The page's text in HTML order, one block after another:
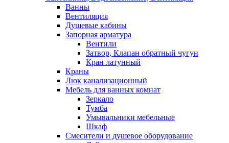
Ванны
Вентиляция
Душевые кабины
Запорная арматура
Вентили
Затвор, Клапан обратный чугун
Кран латунный
Краны
Люк канализационный
Мебель для ванных комнат
Зеркало
Тумба
Умывальники мебельные
Шкаф
Смесители и душевое оборудование